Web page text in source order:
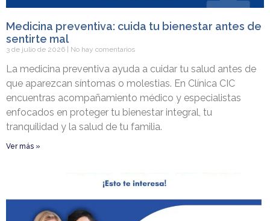
Medicina preventiva: cuida tu bienestar antes de
sentirte mal
3 de julio de 2026 No hay comentarios
La medicina preventiva ayuda a cuidar tu salud antes de
que aparezcan síntomas o molestias. En Clínica CIC
encuentras acompañamiento médico y especialistas
enfocados en proteger tu bienestar integral, tu
tranquilidad y la salud de tu familia.
Ver más »